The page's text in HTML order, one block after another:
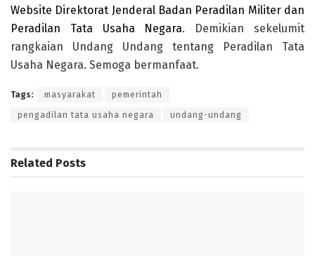
Website Direktorat Jenderal Badan Peradilan Militer dan
Peradilan Tata Usaha Negara. Demikian sekelumit
rangkaian Undang Undang tentang Peradilan Tata
Usaha Negara. Semoga bermanfaat.
Tags: masyarakat pemerintah
pengadilan tata usaha negara undang-undang
Related Posts